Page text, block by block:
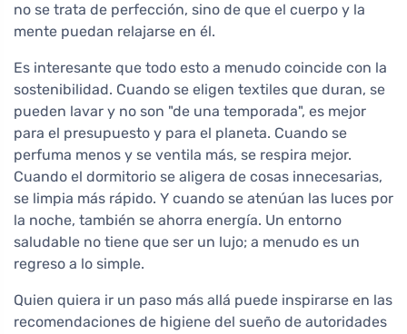
no se trata de perfección, sino de que el cuerpo y la
mente puedan relajarse en él.
Es interesante que todo esto a menudo coincide con la
sostenibilidad. Cuando se eligen textiles que duran, se
pueden lavar y no son "de una temporada", es mejor
para el presupuesto y para el planeta. Cuando se
perfuma menos y se ventila más, se respira mejor.
Cuando el dormitorio se aligera de cosas innecesarias,
se limpia más rápido. Y cuando se atenúan las luces por
la noche, también se ahorra energía. Un entorno
saludable no tiene que ser un lujo; a menudo es un
regreso a lo simple.
Quien quiera ir un paso más allá puede inspirarse en las
recomendaciones de higiene del sueño de autoridades